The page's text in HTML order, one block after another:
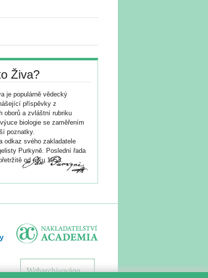
Živa?
je populárně vědecký
příspěvky z
oborů a zvláštní rubriku
biologie se zaměřením
poznatky.
odkaz svého zakladatele
Purkyně. Poslední řada
od roku 1953.